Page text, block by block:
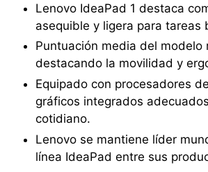
Lenovo IdeaPad 1 destaca
asequible y ligera para tareas
Puntuación media del modelo
destacando la movilidad y
Equipado con procesadores
gráficos integrados
cotidiano.
Lenovo se mantiene líder
línea IdeaPad entre sus